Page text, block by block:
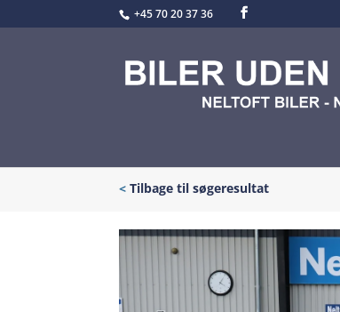
+45 70 20 37 36
<Tilbage til søgeresultat